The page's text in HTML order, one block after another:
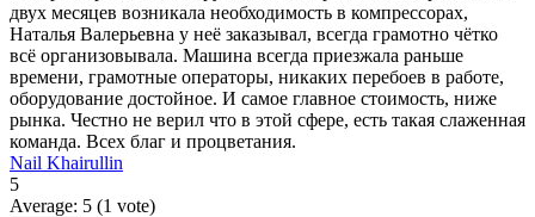
двух месяцев возникала необходимость в компрессорах,
Наталья Валерьевна у неё заказывал, всегда грамотно чётко
всё организовывала. Машина всегда приезжала раньше
времени, грамотные операторы, никаких перебоев в работе,
оборудование достойное. И самое главное стоимость, ниже
рынка. Честно не верил что в этой сфере, есть такая слаженная
команда. Всех благ и процветания.
Nail Khairullin
5
Average: 5 (1 vote)